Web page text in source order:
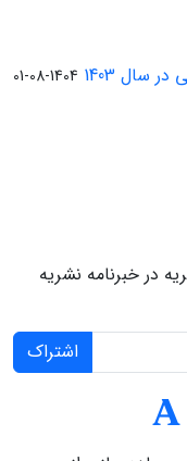
1403
1404-08-01
در خبرنامه نشریه
اشتراک